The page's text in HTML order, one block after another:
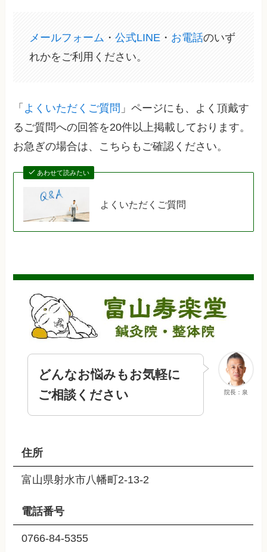
メールフォーム ・公式LINE ・ お電話のいず
れかをご利用ください。
「 よくいただくご質問 」ページにも、よく頂戴す
るご質問への回答を20件以上掲載しております。
お急ぎの場合は、こちらもご確認ください。
あわせて読みたい
よくいただくご質問
院長：泉
どんなお悩みもお気軽に
ご相談ください
住所
富山県射水市八幡町2-13-2
電話番号
0766-84-5355